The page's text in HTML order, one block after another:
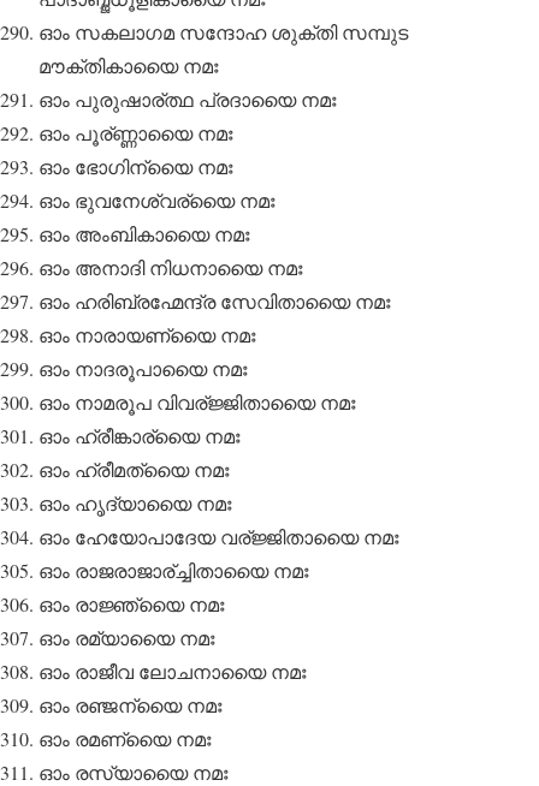
ഓം സകലാഗമ സന്ദോഹ ശുക്തി സമ്പുട
മൗക്തികായൈ നമഃ
ഓം പുരുഷാര്ത്ഥ പ്രദായൈ നമഃ
ഓം പൂര്ണ്ണായൈ നമഃ
ഓം ഭോഗിന്യൈ നമഃ
ഓം ഭുവനേശ്വര്യൈ നമഃ
ഓം അംബികായൈ നമഃ
ഓം അനാദി നിധനായൈ നമഃ
ഓം ഹരിബ്രഹ്മേന്ദ്ര സേവിതായൈ നമഃ
ഓം നാരായണ്യൈ നമഃ
ഓം നാദരൂപായൈ നമഃ
ഓം നാമരൂപ വിവര്ജ്ജിതായൈ നമഃ
ഓം ഹ്രീങ്കാര്യൈ നമഃ
ഓം ഹ്രീമത്യൈ നമഃ
ഓം ഹൃദ്യായൈ നമഃ
ഓം ഹേയോപാദേയ വര്ജ്ജിതായൈ നമഃ
ഓം രാജരാജാര്ച്ചിതായൈ നമഃ
ഓം രാജ്ഞ്യൈ നമഃ
ഓം രമ്യായൈ നമഃ
ഓം രാജീവ ലോചനായൈ നമഃ
ഓം രഞ്ജന്യൈ നമഃ
ഓം രമണ്യൈ നമഃ
ഓം രസ്യായൈ നമഃ